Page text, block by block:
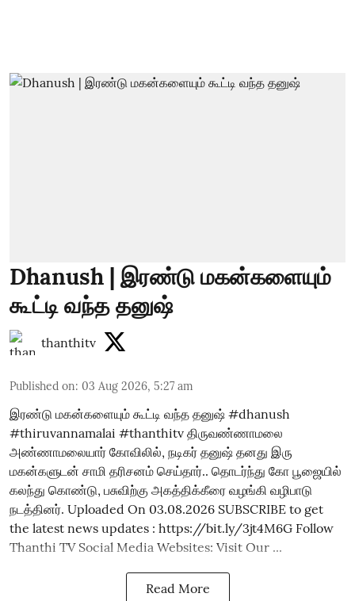
Dhanush | இரண்டு மகன்களையும்
கூட்டி வந்த தனுஷ்
thanthitv
Published on: 03 Aug 2026, 5:27 am
இரண்டு மகன்களையும் கூட்டி வந்த தனுஷ் #dhanush
#thiruvannamalai #thanthitv திருவண்ணாமலை
அண்ணாமலையார் கோவிலில், நடிகர் தனுஷ் தனது இரு
மகன்களுடன் சாமி தரிசனம் செய்தார்.. தொடர்ந்து கோ பூஜையில்
கலந்து கொண்டு, பசுவிற்கு அகத்திக்கீரை வழங்கி வழிபாடு
நடத்தினர். Uploaded On 03.08.2026 SUBSCRIBE to get
the latest news updates : https://bit.ly/3jt4M6G Follow
Thanthi TV Social Media Websites: Visit Our ...
Read More